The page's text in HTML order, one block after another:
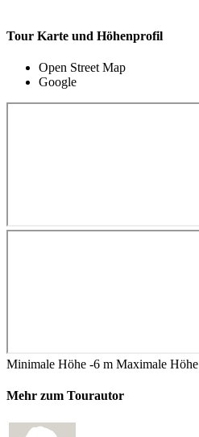
Tour Karte und Höhenprofil
Open Street Map
Google
Minimale Höhe -6 m Maximale Höhe
Mehr zum Tourautor